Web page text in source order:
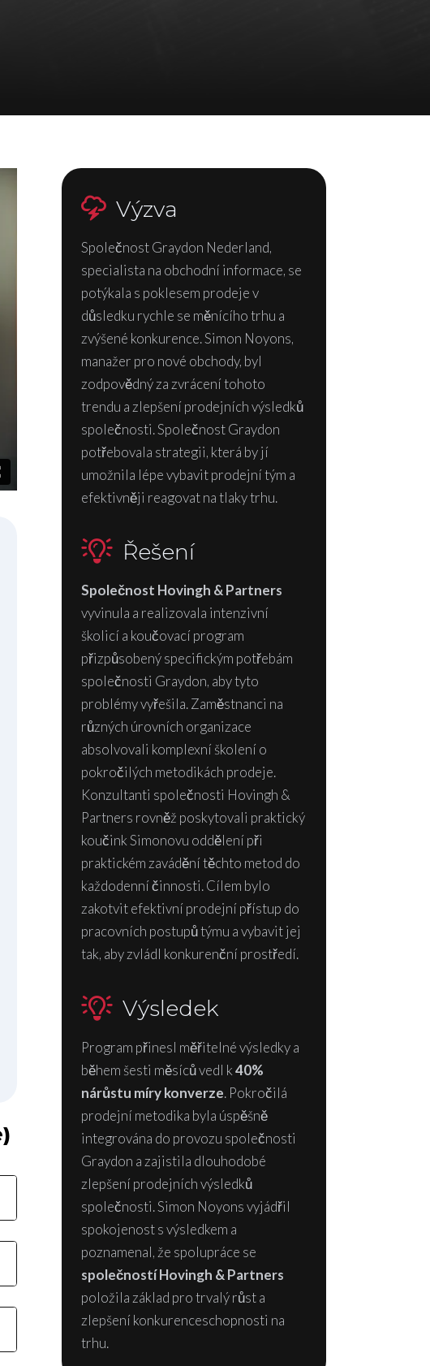
Výzva
Společnost Graydon Nederland,
specialista na obchodní informace, se
potýkala s poklesem prodeje v
důsledku rychle se měnícího trhu a
zvýšené konkurence. Simon Noyons,
manažer pro nové obchody, byl
zodpovědný za zvrácení tohoto
trendu a zlepšení prodejních výsledků
společnosti. Společnost Graydon
potřebovala strategii, která by jí
umožnila lépe vybavit prodejní tým a
efektivněji reagovat na tlaky trhu.
Řešení
Společnost Hovingh & Partners
vyvinula a realizovala intenzivní
školicí a koučovací program
přizpůsobený specifickým potřebám
společnosti Graydon, aby tyto
problémy vyřešila. Zaměstnanci na
různých úrovních organizace
absolvovali komplexní školení o
pokročilých metodikách prodeje.
Konzultanti společnosti Hovingh &
Partners rovněž poskytovali praktický
koučink Simonovu oddělení při
praktickém zavádění těchto metod do
každodenní činnosti. Cílem bylo
zakotvit efektivní prodejní přístup do
pracovních postupů týmu a vybavit jej
tak, aby zvládl konkurenční prostředí.
Výsledek
Program přinesl měřitelné výsledky a
během šesti měsíců vedl k40%
nárůstu míry konverze. Pokročilá
prodejní metodika byla úspěšně
integrována do provozu společnosti
Graydon a zajistila dlouhodobé
zlepšení prodejních výsledků
společnosti. Simon Noyons vyjádřil
spokojenost s výsledkem a
poznamenal, že spolupráce se
společností Hovingh & Partners
položila základ pro trvalý růst a
zlepšení konkurenceschopnosti na
trhu.